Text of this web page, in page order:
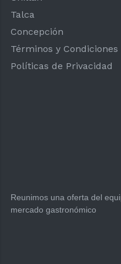
Reunimos una oferta del
mercado gastronómico
Talca
Concepción
Términos y Condiciones
Políticas de Privacidad